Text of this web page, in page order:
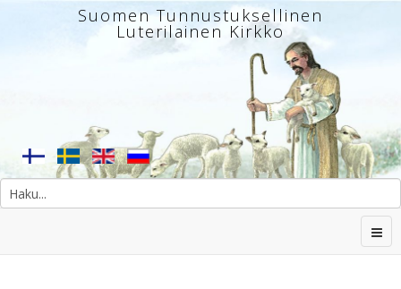
Suomen Tunnustuksellinen
Luterilainen Kirkko